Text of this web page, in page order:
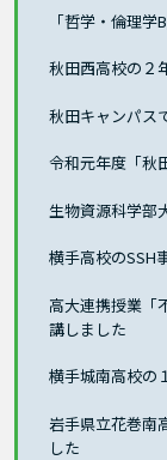
「哲学・倫理
秋田西高校の２
秋田キャンパス
令和元年度「秋
生物資源科学部
横手高校のSSH
高大連携授業「
講しました
横手城南高校の
岩手県立花巻南
した